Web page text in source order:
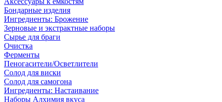
Бондарные изделия
Ингредиенты: Брожение
Зерновые и экстрактные наборы
Сырье для браги
Очистка
Ферменты
Пеногасители/Осветлители
Солод для виски
Солод для самогона
Ингредиенты: Настаивание
Наборы Алхимия вкуса